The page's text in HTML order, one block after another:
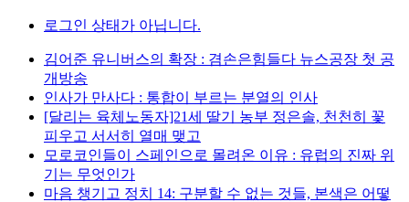
로그인 상태가 아닙니다.
김어준 유니버스의 확장 : 겸손은힘들다 뉴스공장 첫 공
개방송
인사가 만사다 : 통합이 부르는 분열의 인사
[달리는 육체노동자]21세 딸기 농부 정은솔, 천천히 꽃
피우고 서서히 열매 맺고
모로코인들이 스페인으로 몰려온 이유 : 유럽의 진짜 위
기는 무엇인가
마음 챙기고 정치 14: 구분할 수 없는 것들, 본색은 어떻